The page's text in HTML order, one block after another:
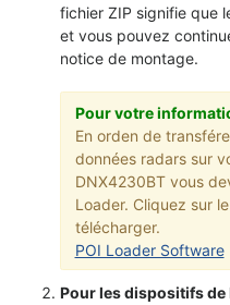
fichier ZIP signifie que
et vous pouvez
notice de montage.
Pour votre
En orden de
données radars sur
DNX4230BT vous
Loader. Cliquez sur
télécharger.
POI Loader Software
Pour les dispositifs de